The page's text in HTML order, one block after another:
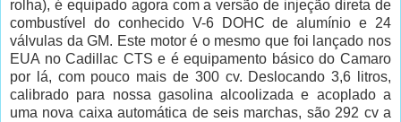
rolha), é equipado agora com a versão de injeção direta de
combustível do conhecido V-6 DOHC de alumínio e 24
válvulas da GM. Este motor é o mesmo que foi lançado nos
EUA no Cadillac CTS e é equipamento básico do Camaro
por lá, com pouco mais de 300 cv. Deslocando 3,6 litros,
calibrado para nossa gasolina alcoolizada e acoplado a
uma nova caixa automática de seis marchas, são 292 cv a